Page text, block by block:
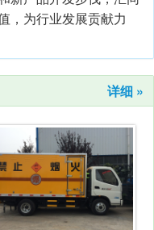
，为行业发展贡献力
详细 »